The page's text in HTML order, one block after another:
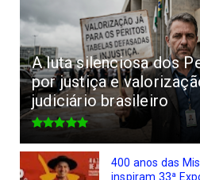
A luta silenciosa dos
por justiça e
judiciário brasileiro
400 anos das
inspiram 33ª